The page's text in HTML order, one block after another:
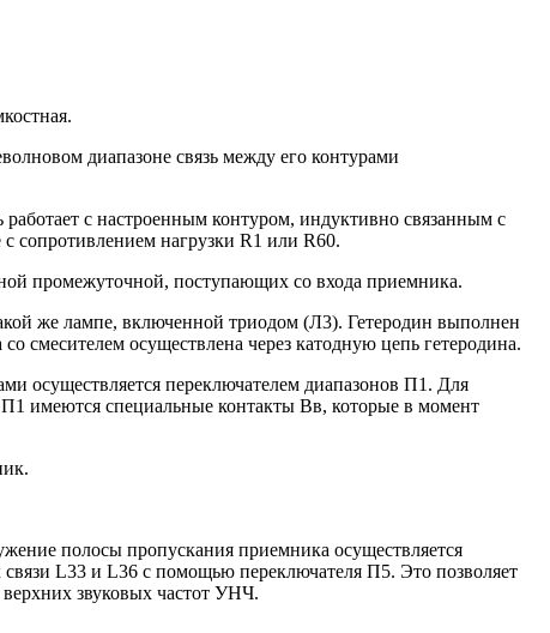
диапазоне связь между его контурами
с настроенным контуром, индуктивно связанным с
сопротивлением нагрузки R1 или R60.
промежуточной, поступающих со входа приемника.
же лампе, включенной триодом (Л3). Гетеродин выполнен
смесителем осуществлена через катодную цепь гетеродина.
осуществляется переключателем диапазонов П1. Для
имеются специальные контакты Вв, которые в момент
полосы пропускания приемника осуществляется
L33 и L36 с помощью переключателя П5. Это позволяет
звуковых частот УНЧ.